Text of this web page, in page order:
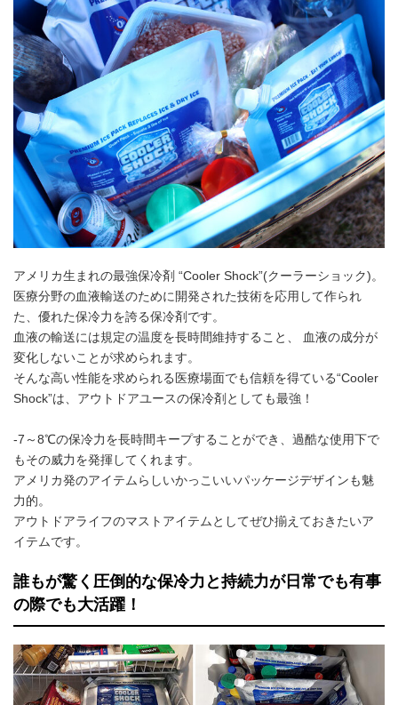
アメリカ生まれの最強保冷剤 “Cooler Shock”(クーラーショック)。
医療分野の血液輸送のために開発された技術を応用して作られ
た、優れた保冷力を誇る保冷剤です。
血液の輸送には規定の温度を長時間維持すること、 血液の成分が
変化しないことが求められます。
そんな高い性能を求められる医療場面でも信頼を得ている“Cooler
Shock”は、アウトドアユースの保冷剤としても最強！
-7～8℃の保冷力を長時間キープすることができ、過酷な使用下で
もその威力を発揮してくれます。
アメリカ発のアイテムらしいかっこいいパッケージデザインも魅
力的。
アウトドアライフのマストアイテムとしてぜひ揃えておきたいア
イテムです。
誰もが驚く圧倒的な保冷力と持続力が日常でも有事
の際でも大活躍！